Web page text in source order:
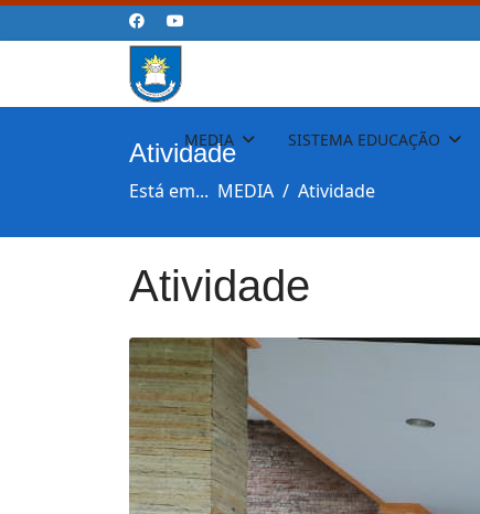
MEDIA SISTEMA EDUCAÇÃO
Atividade
Está em... MEDIA Atividade
Atividade